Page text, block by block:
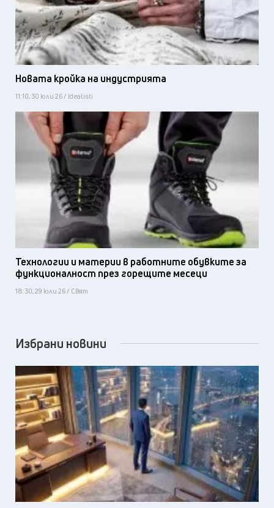
Новата кройка на индустрията
11:10, 30 юли 26 / Idealisti
Технологии и материи в работните обувките за
функционалност през горещите месеци
18:30, 29 юли 26 / Свят
Избрани новини